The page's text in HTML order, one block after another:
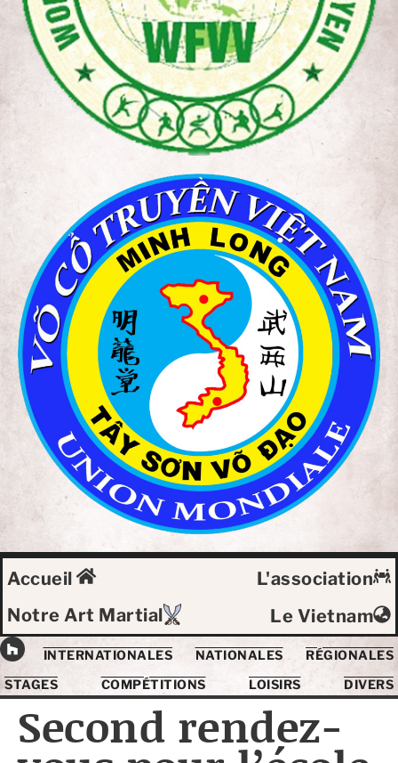
Accueil
L'association
Notre Art Martial
Le Vietnam
INTERNATIONALES NATIONALES
RÉGIONALES
STAGES
COMPÉTITIONS LOISIRS DIVERS
Second rendez-